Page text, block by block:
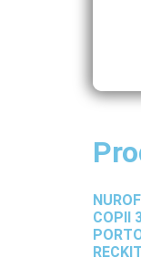
COPII